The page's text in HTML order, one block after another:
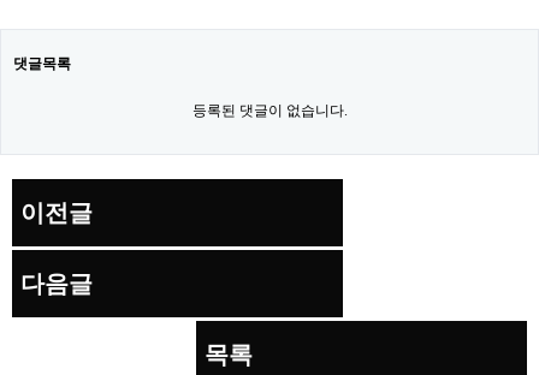
댓글목록
등록된 댓글이 없습니다.
이전글
다음글
목록